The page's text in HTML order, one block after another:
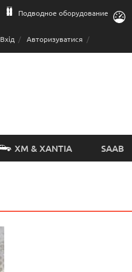
Подводное оборудование
Вхід Авторизуватися
XM & XANTIA SAAB